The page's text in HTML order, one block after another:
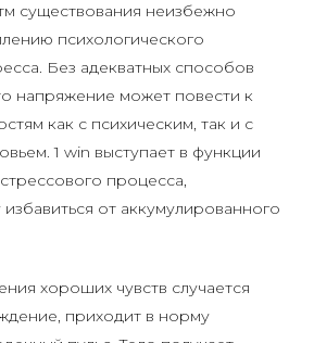
существования неизбежно
психологического
Без адекватных способов
напряжение может повести к
как с психическим, так и с
1 win выступает в функции
процесса,
от аккумулированного
хороших чувств случается
приходит в норму